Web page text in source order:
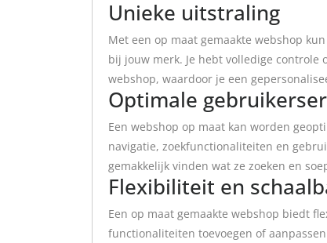
Unieke uitstraling
Met een op maat gemaakte webshop
bij jouw merk. Je hebt volledige
webshop, waardoor je een
Optimale
Een webshop op maat kan worden
navigatie, zoekfunctionaliteiten en
gemakkelijk vinden wat ze zoeken en
Flexibiliteit en
Een op maat gemaakte webshop biedt
functionaliteiten toevoegen of